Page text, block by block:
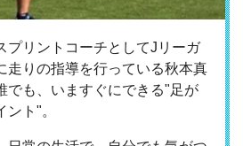
プリントコーチとしてJリーガ
走りの指導を行っている秋本真
でも、いますぐにできる"足が
ト"。